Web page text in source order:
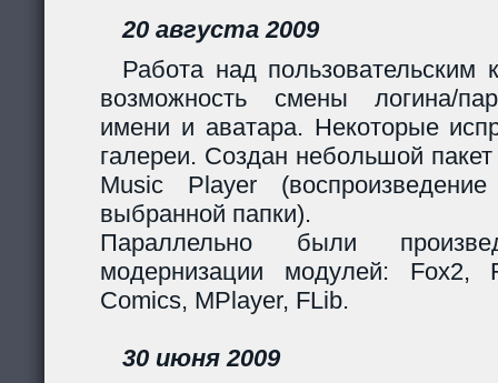
20 августа 2009
Работа над пользовательским
возможность смены логина/
имени и аватара. Некоторые
галереи. Создан небольшой
Music Player
выбранной папки).
Параллельно были
модернизации модулей: Fox2,
Comics, MPlayer, FLib.
30 июня 2009